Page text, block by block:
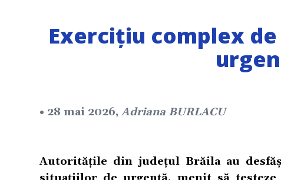
Exercițiu complex
• 28 mai 2026,Adriana BURLACU
Autoritățile din județul Brăila au